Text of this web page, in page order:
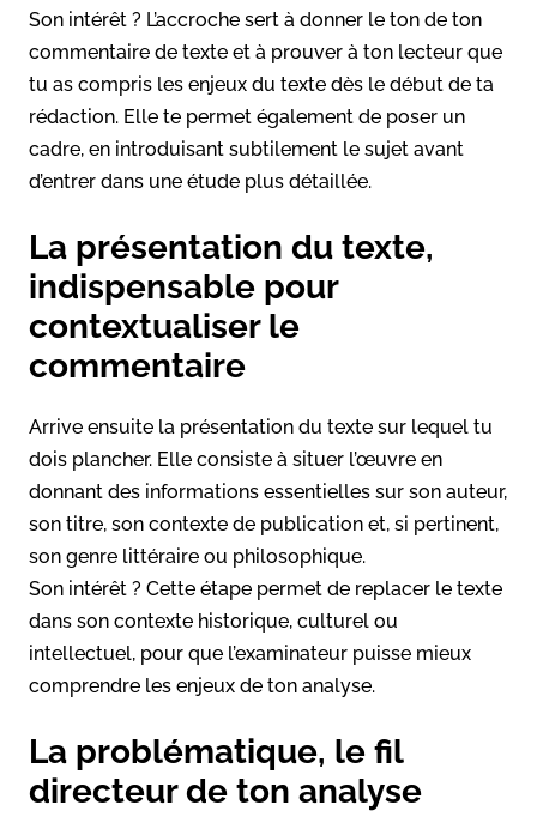
Son intérêt ? L’accroche sert à donner le ton de ton
commentaire de texte et à prouver à ton lecteur que
tu as compris les enjeux du texte dès le début de ta
rédaction. Elle te permet également de poser un
cadre, en introduisant subtilement le sujet avant
d’entrer dans une étude plus détaillée.
La présentation du texte,
indispensable pour
contextualiser le
commentaire
Arrive ensuite la présentation du texte sur lequel tu
dois plancher. Elle consiste à situer l’œuvre en
donnant des informations essentielles sur son auteur,
son titre, son contexte de publication et, si pertinent,
son genre littéraire ou philosophique.
Son intérêt ? Cette étape permet de replacer le texte
dans son contexte historique, culturel ou
intellectuel, pour que l’examinateur puisse mieux
comprendre les enjeux de ton analyse.
La problématique, le fil
directeur de ton analyse